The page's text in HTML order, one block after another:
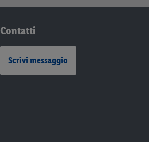
Contatti
Scrivi messaggio